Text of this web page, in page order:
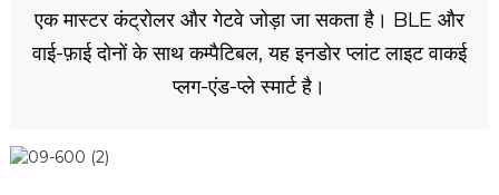
एक मास्टर कंट्रोलर और गेटवे जोड़ा जा सकता है। BLE और
वाई-फ़ाई दोनों के साथ कम्पैटिबल, यह इनडोर प्लांट लाइट वाकई
प्लग-एंड-प्ले स्मार्ट है।